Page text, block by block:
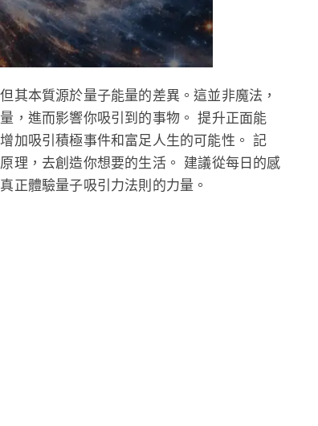
其本質源於量子能量的差異。這並非魔法，
，進而影響你吸引到的事物。 提升正面能
加吸引積極事件和富足人生的可能性。 記
理，去創造你想要的生活。 建議從每日的感
正體驗量子吸引力法則的力量。